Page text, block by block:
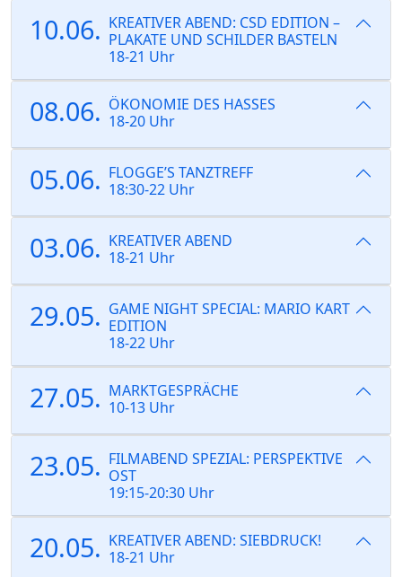
10.06. KREATIVER ABEND: CSD EDITION –
PLAKATE UND SCHILDER BASTELN
18-21 Uhr
08.06. ÖKONOMIE DES HASSES
18-20 Uhr
05.06. FLOGGE’S TANZTREFF
18:30-22 Uhr
03.06. KREATIVER ABEND
18-21 Uhr
29.05. GAME NIGHT SPECIAL: MARIO KART
EDITION
18-22 Uhr
27.05. MARKTGESPRÄCHE
10-13 Uhr
23.05. FILMABEND SPEZIAL: PERSPEKTIVE
OST
19:15-20:30 Uhr
20.05. KREATIVER ABEND: SIEBDRUCK!
18-21 Uhr